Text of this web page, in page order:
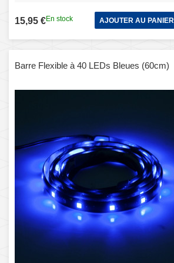
15,95 €En stock AJOUTER AU PANIER
Barre Flexible à 40 LEDs Bleues (60cm)